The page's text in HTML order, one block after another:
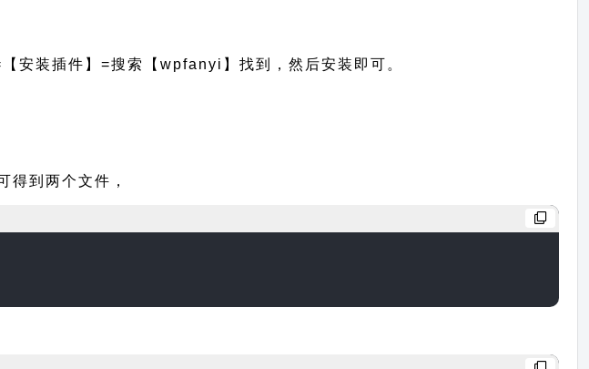
安装插件】=搜索【wpfanyi】找到，然后安装即可。
得到两个文件，